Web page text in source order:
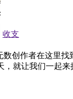
收支
创作者在这里
就让我们一起